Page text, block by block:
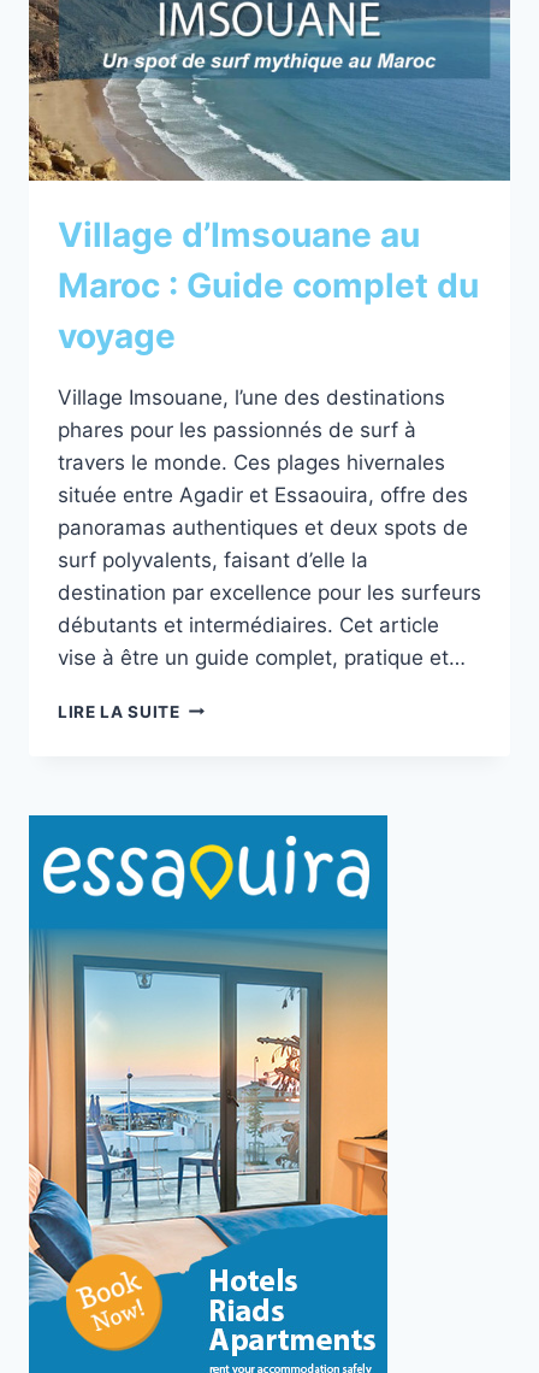
Village d’Imsouane au
Maroc : Guide complet du
voyage
Village Imsouane, l’une des destinations
phares pour les passionnés de surf à
travers le monde. Ces plages hivernales
située entre Agadir et Essaouira, offre des
panoramas authentiques et deux spots de
surf polyvalents, faisant d’elle la
destination par excellence pour les surfeurs
débutants et intermédiaires. Cet article
vise à être un guide complet, pratique et…
LIRE LA SUITEVILLAGE
COMPLET
DU